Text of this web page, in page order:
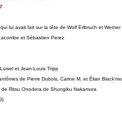
lui avait fait sur la tête de Wolf Erlbruch et Werner
et Sébastien Perez
et Jean-Louis Tripp
de Pierre Dubois, Carine M. et Élian
de Ritsu Onodera de Shungiku Nakamura